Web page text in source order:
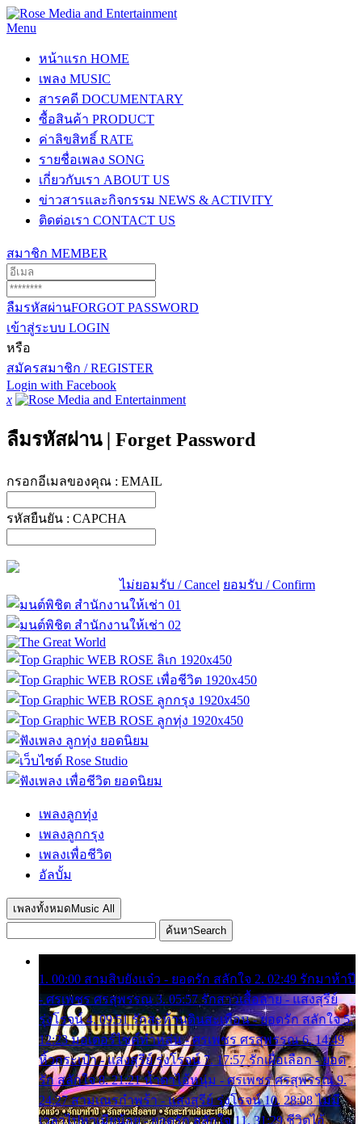
Menu
หน้าแรก HOME
เพลง MUSIC
สารคดี DOCUMENTARY
ซื้อสินค้า PRODUCT
ค่าลิขสิทธิ์ RATE
รายชื่อเพลง SONG
เกี่ยวกับเรา ABOUT US
ข่าวสารและกิจกรรม NEWS & ACTIVITY
ติดต่อเรา CONTACT US
สมาชิก MEMBER
ลืมรหัสผ่านFORGOT PASSWORD
เข้าสู่ระบบ LOGIN
หรือ
สมัครสมาชิก / REGISTER
Login with Facebook
x
ลืมรหัสผ่าน | Forget Password
กรอกอีเมลของคุณ : EMAIL
รหัสยืนยัน : CAPCHA
ไม่ยอมรับ / Cancel ยอมรับ / Confirm
เพลงลูกทุ่ง
เพลงลูกกรุง
เพลงเพื่อชีวิต
อัลบั้ม
เพลงทั้งหมด Music All
ค้นหาSearch
1. 00:00 สามสิบยังแจ๋ว - ยอดรัก สลักใจ 2. 02:49 รักมาห้าปี
- ศรเพชร ศรสุพรรณ 3. 05:57 รักสาวเสื้อลาย - แสงสุรีย์
รุ่งโรจน์ 4. 09:51 รักสะท้านดินสะเทือน - ยอดรัก สลักใจ 5.
12:23 มอเตอร์ไซค์ทำหล่น - ศรเพชร ศรสุพรรณ 6. 14:49
หิ้วกระเป๋า - แสงสุรีย์ รุ่งโรจน์ 7. 17:57 รักเผื่อเลือก - ยอด
รัก สลักใจ 8. 21:21 น้ำตาไอ้หนุ่ม - ศรเพชร ศรสุพรรณ 9.
24:27 สามเณรกำพร้า - แสงสุรีย์ รุ่งโรจน์ 10. 28:08 ไม่มี
เวลาไปหาเมียน้อย - ยอดรัก สลักใจ 11. 31:29 ชีวิตไอ้